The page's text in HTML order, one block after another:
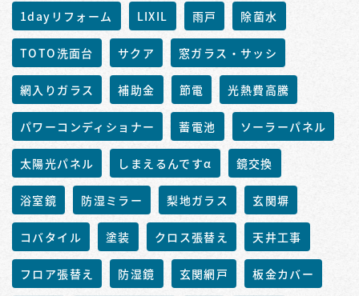
1dayリフォーム LIXIL 雨戸 除菌水
TOTO洗面台 サクア 窓ガラス・サッシ
網入りガラス 補助金 節電 光熱費高騰
パワーコンディショナー 蓄電池 ソーラーパネル
太陽光パネル しまえるんですα 鏡交換
浴室鏡 防湿ミラー 梨地ガラス 玄関塀
コバタイル 塗装 クロス張替え 天井工事
フロア張替え 防湿鏡 玄関網戸 板金カバー